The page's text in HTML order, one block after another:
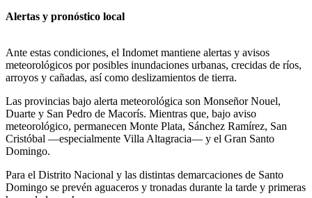
Alertas y pronóstico local
Ante estas condiciones, el Indomet mantiene alertas y avisos
meteorológicos por posibles inundaciones urbanas, crecidas de ríos,
arroyos y cañadas, así como deslizamientos de tierra.
Las provincias bajo alerta meteorológica son Monseñor Nouel,
Duarte y San Pedro de Macorís. Mientras que, bajo aviso
meteorológico, permanecen Monte Plata, Sánchez Ramírez, San
Cristóbal —especialmente Villa Altagracia— y el Gran Santo
Domingo.
Para el Distrito Nacional y las distintas demarcaciones de Santo
Domingo se prevén aguaceros y tronadas durante la tarde y primeras